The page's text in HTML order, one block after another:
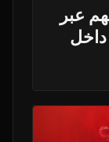
عبر
داخل